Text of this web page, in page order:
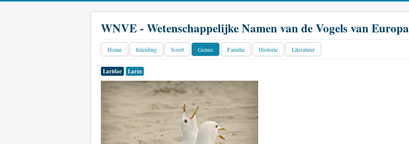
WNVE - Wetenschappelijke Namen van de Vogels van Europa
Home Inleiding Soort Genus Familie Historie Literatuur
Laridae Larus